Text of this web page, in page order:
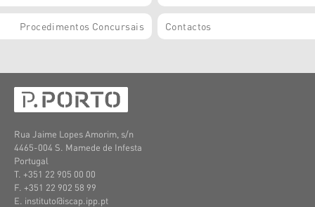
Procedimentos Concursais Contactos
Rua Jaime Lopes Amorim, s/n
4465-004 S. Mamede de Infesta
Portugal
T. +351 22 905 00 00
F. +351 22 902 58 99
E. instituto@iscap.ipp.pt